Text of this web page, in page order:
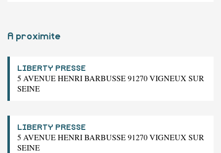
A proximite
LIBERTY PRESSE
5 AVENUE HENRI BARBUSSE 91270 VIGNEUX SUR
SEINE
LIBERTY PRESSE
5 AVENUE HENRI BARBUSSE 91270 VIGNEUX SUR
SEINE